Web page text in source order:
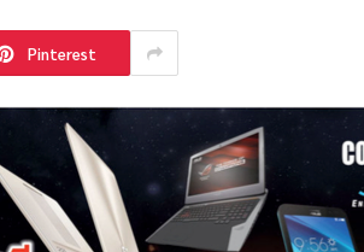
Pinterest